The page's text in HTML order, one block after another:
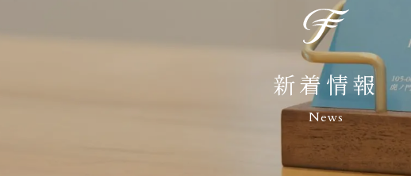
新着情報
News